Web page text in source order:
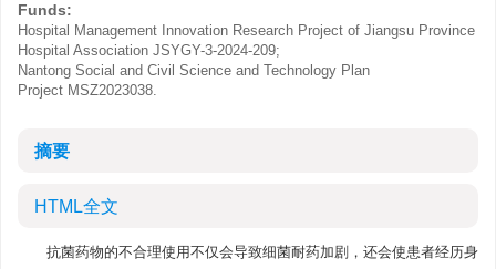
Funds:
Hospital Management Innovation Research Project of Jiangsu Province
Hospital Association JSYGY-3-2024-209;
Nantong Social and Civil Science and Technology Plan
Project MSZ2023038.
摘要
HTML全文
抗菌药物的不合理使用不仅会导致细菌耐药加剧，还会使患者经历身